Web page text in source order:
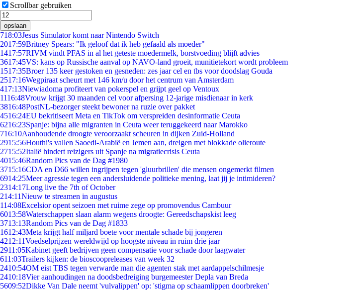
Scrollbar gebruiken
opslaan
718:03Jesus Simulator komt naar Nintendo Switch
2017:59Britney Spears: "Ik geloof dat ik heb gefaald als moeder"
1417:57RIVM vindt PFAS in al het geteste moedermelk, borstvoeding blijft advies
3617:45VS: kans op Russische aanval op NAVO-land groeit, munitietekort wordt probleem
1517:35Broer 135 keer gestoken en gesneden: zes jaar cel en tbs voor doodslag Gouda
2517:16Wegpiraat scheurt met 146 km/u door het centrum van Amsterdam
417:13Niewiadoma profiteert van pokerspel en grijpt geel op Ventoux
1116:48Vrouw krijgt 30 maanden cel voor afpersing 12-jarige misdienaar in kerk
3816:48PostNL-bezorger steekt bewoner na ruzie over pakket
4516:24EU bekritiseert Meta en TikTok om verspreiden desinformatie Ceuta
6216:23Spanje: bijna alle migranten in Ceuta weer teruggekeerd naar Marokko
716:10Aanhoudende droogte veroorzaakt scheuren in dijken Zuid-Holland
2915:56Houthi's vallen Saoedi-Arabië en Jemen aan, dreigen met blokkade olieroute
2715:52Italië hindert reizigers uit Spanje na migratiecrisis Ceuta
4015:46Random Pics van de Dag #1980
3715:16CDA en D66 willen ingrijpen tegen 'gluurbrillen' die mensen ongemerkt filmen
6914:25Meer agressie tegen een andersluidende politieke mening, laat jij je intimideren?
2314:17Long live the 7th of October
214:11Nieuw te streamen in augustus
114:08Excelsior opent seizoen met ruime zege op promovendus Cambuur
6013:58Waterschappen slaan alarm wegens droogte: Gereedschapskist leeg
3713:13Random Pics van de Dag #1833
1612:43Meta krijgt half miljard boete voor mentale schade bij jongeren
4212:11Voedselprijzen wereldwijd op hoogste niveau in ruim drie jaar
2911:05Kabinet geeft bedrijven geen compensatie voor schade door laagwater
611:03Trailers kijken: de bioscoopreleases van week 32
2410:54OM eist TBS tegen verwarde man die agenten stak met aardappelschilmesje
2410:18Vier aanhoudingen na doodsbedreiging burgemeester Depla van Breda
5609:52Dikke Van Dale neemt 'vulvalippen' op: 'stigma op schaamlippen doorbreken'